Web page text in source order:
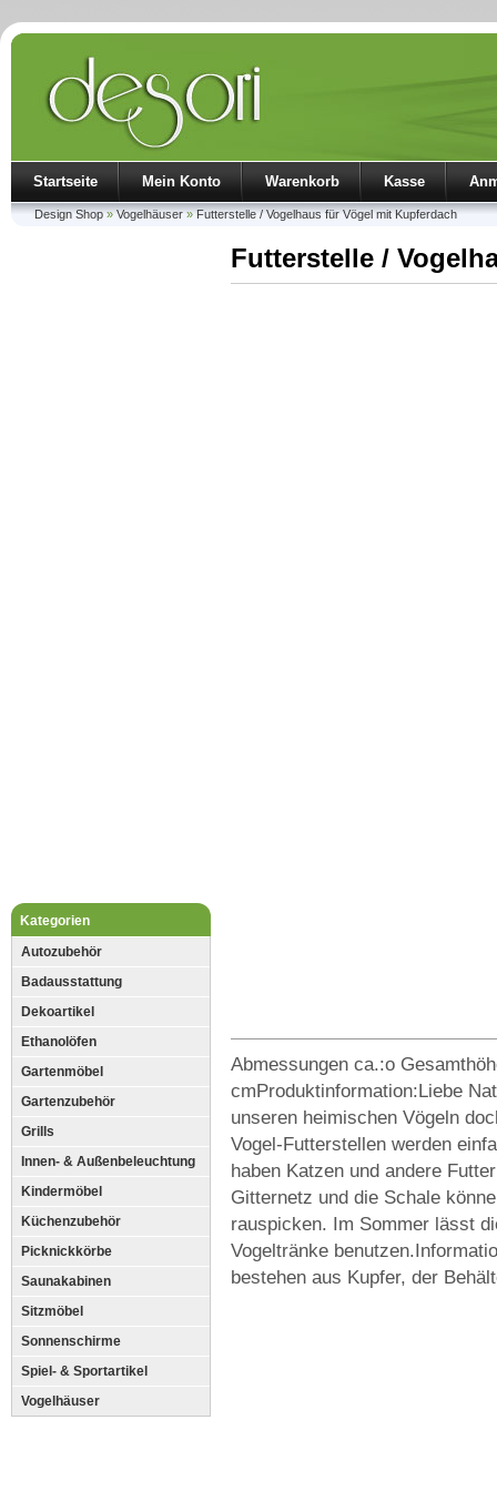
Startseite Mein Konto Warenkorb Kasse
Design Shop»Vogelhäuser»Futterstelle / Vogelhaus für Vögel mit Kupferdach
Kategorien
Autozubehör
Badausstattung
Dekoartikel
Ethanolöfen
Gartenmöbel
Gartenzubehör
Grills
Innen- & Außenbeleuchtung
Kindermöbel
Küchenzubehör
Picknickkörbe
Saunakabinen
Sitzmöbel
Sonnenschirme
Spiel- & Sportartikel
Vogelhäuser
Futterstelle /
Abmessungen ca.:o
cmProduktinformation:Liebe
unseren heimischen Vögeln
Vogel-Futterstellen werden
haben Katzen und andere
Gitternetz und die Schale
rauspicken. Im Sommer lässt
Vogeltränke
bestehen aus Kupfer, der